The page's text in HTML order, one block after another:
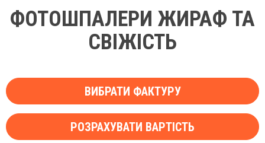
ФОТОШПАЛЕРИ ЖИРАФ ТА
СВІЖІСТЬ
ВИБРАТИ ФАКТУРУ
РОЗРАХУВАТИ ВАРТІСТЬ